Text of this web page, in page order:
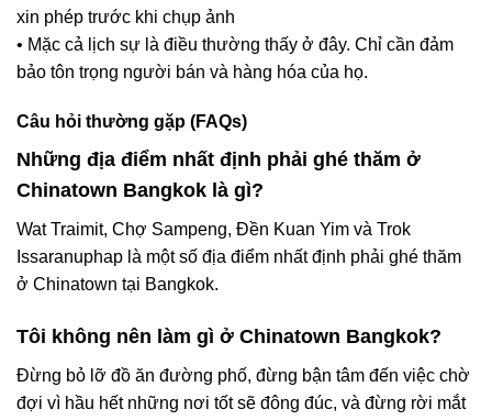
xin phép trước khi chụp ảnh
• Mặc cả lịch sự là điều thường thấy ở đây. Chỉ cần đảm
bảo tôn trọng người bán và hàng hóa của họ.
Câu hỏi thường gặp (FAQs)
Những địa điểm nhất định phải ghé thăm ở
Chinatown Bangkok là gì?
Wat Traimit, Chợ Sampeng, Đền Kuan Yim và Trok
Issaranuphap là một số địa điểm nhất định phải ghé thăm
ở Chinatown tại Bangkok.
Tôi không nên làm gì ở Chinatown Bangkok?
Đừng bỏ lỡ đồ ăn đường phố, đừng bận tâm đến việc chờ
đợi vì hầu hết những nơi tốt sẽ đông đúc, và đừng rời mắt